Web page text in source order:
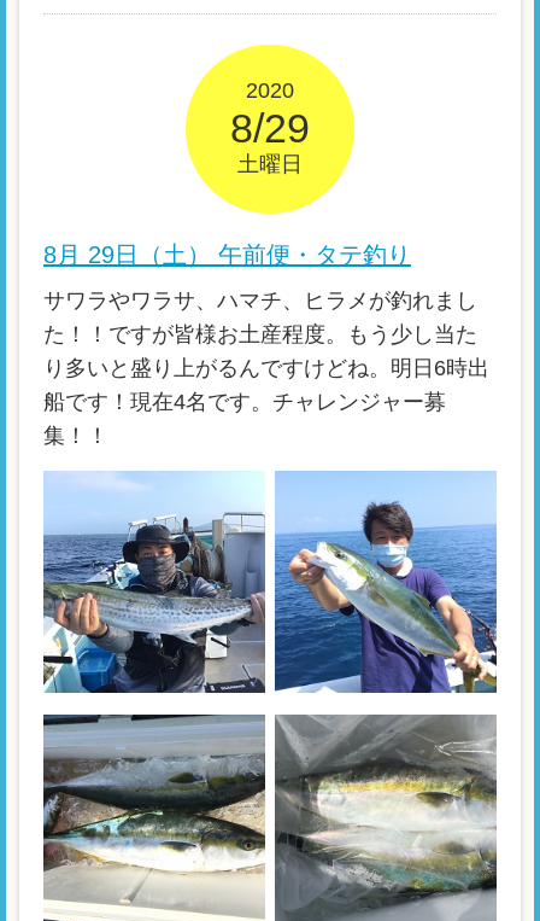
2020
8/29
土曜日
8月 29日（土） 午前便・タテ釣り
サワラやワラサ、ハマチ、ヒラメが釣れまし
た！！ですが皆様お土産程度。もう少し当た
り多いと盛り上がるんですけどね。明日6時出
船です！現在4名です。チャレンジャー募
集！！